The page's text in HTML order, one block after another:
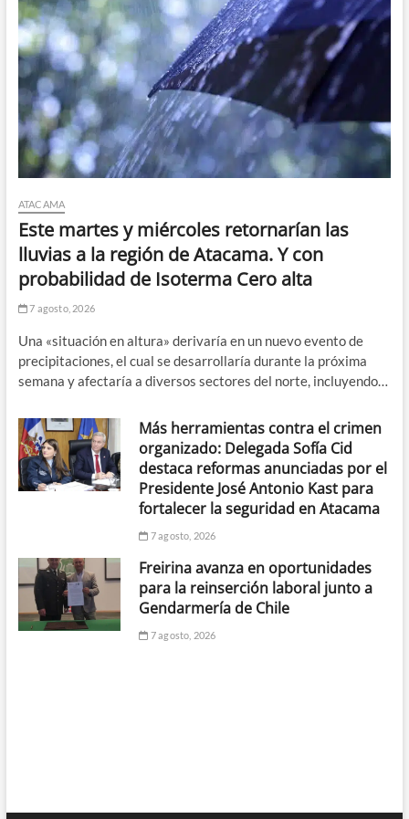
ATACAMA
Este martes y miércoles retornarían las
lluvias a la región de Atacama. Y con
probabilidad de Isoterma Cero alta
7 agosto, 2026
Una «situación en altura» derivaría en un nuevo evento de
precipitaciones, el cual se desarrollaría durante la próxima
semana y afectaría a diversos sectores del norte, incluyendo…
Más herramientas contra el crimen
organizado: Delegada Sofía Cid
destaca reformas anunciadas por el
Presidente José Antonio Kast para
fortalecer la seguridad en Atacama
7 agosto, 2026
Freirina avanza en oportunidades
para la reinserción laboral junto a
Gendarmería de Chile
7 agosto, 2026